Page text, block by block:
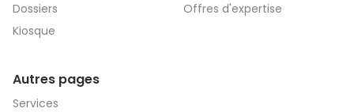
Dossiers
Kiosque
Offres d'expertise
Autres pages
Services